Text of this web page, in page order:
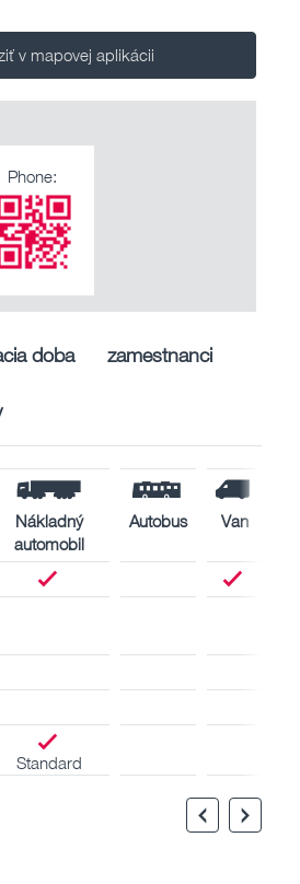
v mapovej aplikácii
Phone:
doba zamestnanci
Nákladný
automobil
Autobus Van
Standard